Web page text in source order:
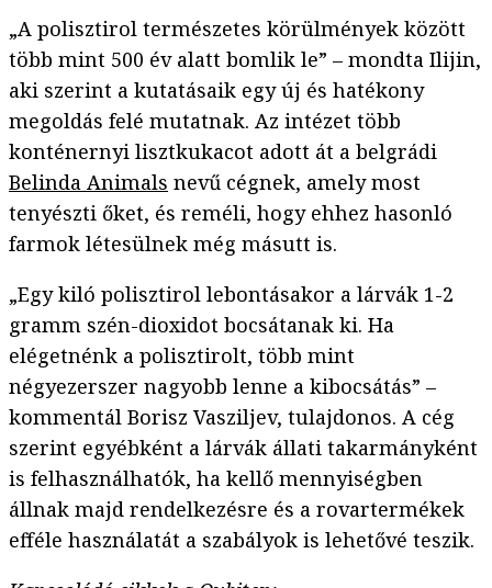
„A polisztirol természetes körülmények között
több mint 500 év alatt bomlik le” – mondta Ilijin,
aki szerint a kutatásaik egy új és hatékony
megoldás felé mutatnak. Az intézet több
konténernyi lisztkukacot adott át a belgrádi
Belinda Animals nevű cégnek, amely most
tenyészti őket, és reméli, hogy ehhez hasonló
farmok létesülnek még másutt is.
„Egy kiló polisztirol lebontásakor a lárvák 1-2
gramm szén-dioxidot bocsátanak ki. Ha
elégetnénk a polisztirolt, több mint
négyezerszer nagyobb lenne a kibocsátás” –
kommentál Borisz Vasziljev, tulajdonos. A cég
szerint egyébként a lárvák állati takarmányként
is felhasználhatók, ha kellő mennyiségben
állnak majd rendelkezésre és a rovartermékek
efféle használatát a szabályok is lehetővé teszik.